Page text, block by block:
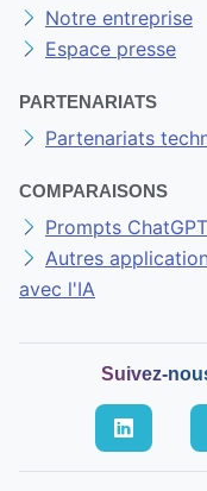
Notre entreprise
Espace presse
PARTENARIATS
Partenariats
COMPARAISONS
Prompts
Autres
avec l'IA
Suivez-